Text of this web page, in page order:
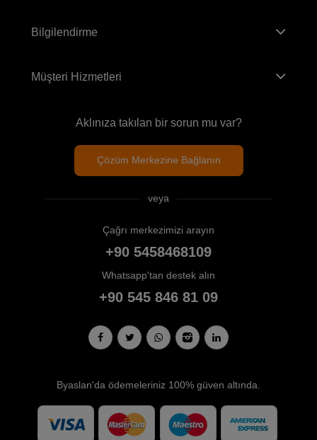
Bilgilendirme
Müşteri Hizmetleri
Aklınıza takılan bir sorun mu var?
Çözüm Merkezine Bağlanın
veya
Çağrı merkezimizi arayın
+90 5458468109
Whatsapp'tan destek alın
+90 545 846 81 09
Byaslan'da ödemeleriniz 100% güven altında.